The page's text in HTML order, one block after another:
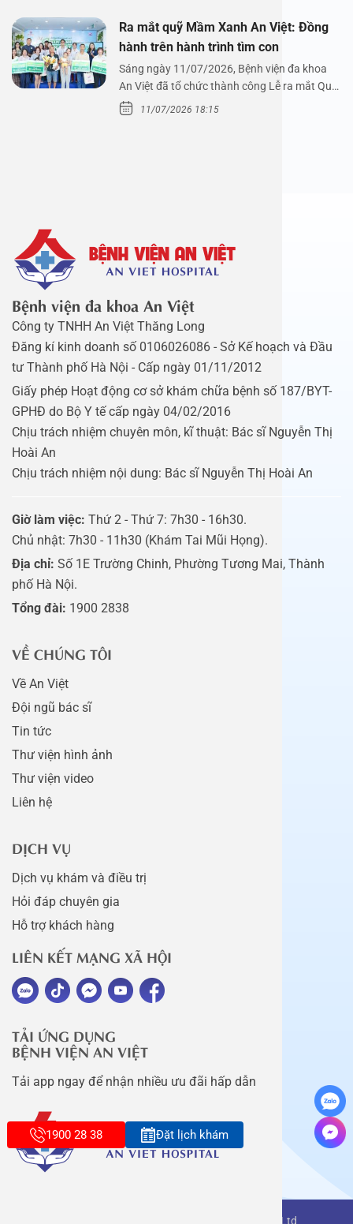
Ra mắt quỹ Mầm Xanh An Việt: Đồng
hành trên hành trình tìm con
Sáng ngày 11/07/2026, Bệnh viện đa khoa
An Việt đã tổ chức thành công Lễ ra mắt Quỹ
Mầm Xanh…
11/07/2026 18:15
Bệnh viện đa khoa An Việt
Công ty TNHH An Việt Thăng Long
Đăng kí kinh doanh số 0106026086 - Sở Kế hoạch và Đầu
tư Thành phố Hà Nội - Cấp ngày 01/11/2012
Giấy phép Hoạt động cơ sở khám chữa bệnh số 187/BYT-
GPHĐ do Bộ Y tế cấp ngày 04/02/2016
Chịu trách nhiệm chuyên môn, kĩ thuật: Bác sĩ Nguyễn Thị
Hoài An
Chịu trách nhiệm nội dung: Bác sĩ Nguyễn Thị Hoài An
Giờ làm việc: Thứ 2 - Thứ 7: 7h30 - 16h30.
Chủ nhật: 7h30 - 11h30 (Khám Tai Mũi Họng).
Địa chỉ: Số 1E Trường Chinh, Phường Tương Mai, Thành
phố Hà Nội.
Tổng đài: 1900 2838
VỀ CHÚNG TÔI
Về An Việt
Đội ngũ bác sĩ
Tin tức
Thư viện hình ảnh
Thư viện video
Liên hệ
DỊCH VỤ
Dịch vụ khám và điều trị
Hỏi đáp chuyên gia
Hỗ trợ khách hàng
LIÊN KẾT MẠNG XÃ HỘI
TẢI ỨNG DỤNG
BỆNH VIỆN AN VIỆT
Tải app ngay để nhận nhiều ưu đãi hấp dẫn
Copyright belongs to An Viet Thang Long Co., Ltd
1900 28 38 Đặt lịch khám